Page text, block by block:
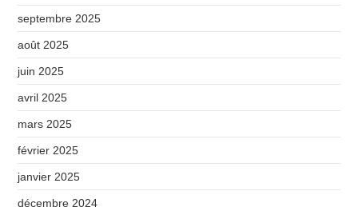
septembre 2025
août 2025
juin 2025
avril 2025
mars 2025
février 2025
janvier 2025
décembre 2024